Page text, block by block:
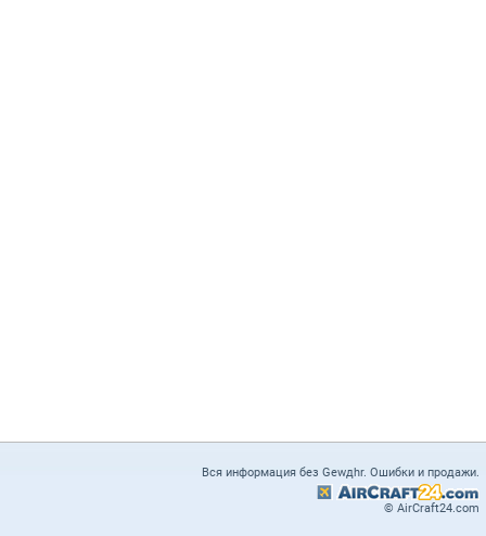
Вся информация без Gewдhr. Ошибки и продажи.
© AirCraft24.com